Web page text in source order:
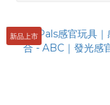
新品上市